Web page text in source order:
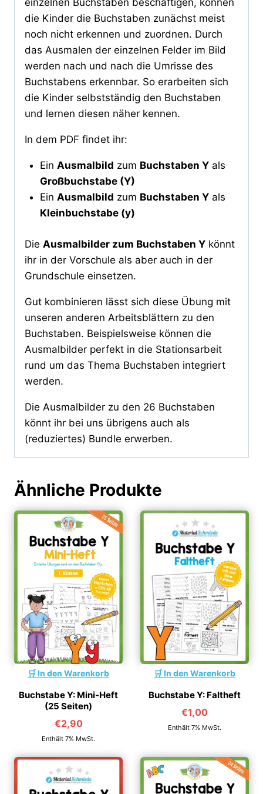
einzelnen Buchstaben beschäftigen, können
die Kinder die Buchstaben zunächst meist
noch nicht erkennen und zuordnen. Durch
das Ausmalen der einzelnen Felder im Bild
werden nach und nach die Umrisse des
Buchstabens erkennbar. So erarbeiten sich
die Kinder selbstständig den Buchstaben
und lernen diesen näher kennen.
In dem PDF findet ihr:
Ein Ausmalbild zum Buchstaben Yals
Großbuchstabe (Y)
Ein Ausmalbild zum Buchstaben Yals
Kleinbuchstabe (y)
Die Ausmalbilder zum Buchstaben Y könnt
ihr in der Vorschule als aber auch in der
Grundschule einsetzen.
Gut kombinieren lässt sich diese Übung mit
unseren anderen Arbeitsblättern zu den
Buchstaben. Beispielsweise können die
Ausmalbilder perfekt in die Stationsarbeit
rund um das Thema Buchstaben integriert
werden.
Die Ausmalbilder zu den 26 Buchstaben
könnt ihr bei uns übrigens auch als
(reduziertes) Bundle erwerben.
Ähnliche Produkte
In den Warenkorb
Buchstabe Y: Mini-Heft
(25 Seiten)
€2,90
Enthält 7% MwSt.
In den Warenkorb
Buchstabe Y: Faltheft
€1,00
Enthält 7% MwSt.